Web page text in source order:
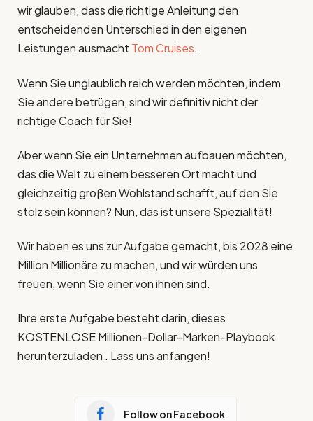
wir glauben, dass die richtige Anleitung den
entscheidenden Unterschied in den eigenen
Leistungen ausmacht Tom Cruises.
Wenn Sie unglaublich reich werden möchten, indem
Sie andere betrügen, sind wir definitiv nicht der
richtige Coach für Sie!
Aber wenn Sie ein Unternehmen aufbauen möchten,
das die Welt zu einem besseren Ort macht und
gleichzeitig großen Wohlstand schafft, auf den Sie
stolz sein können? Nun, das ist unsere Spezialität!
Wir haben es uns zur Aufgabe gemacht, bis 2028 eine
Million Millionäre zu machen, und wir würden uns
freuen, wenn Sie einer von ihnen sind.
Ihre erste Aufgabe besteht darin, dieses
KOSTENLOSE Millionen-Dollar-Marken-Playbook
herunterzuladen . Lass uns anfangen!
Follow on Facebook